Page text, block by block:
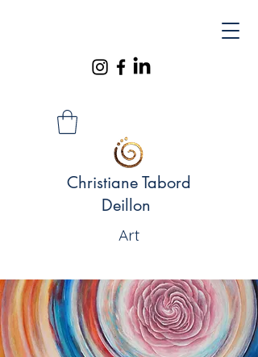
Christiane Tabord
Deillon
Art